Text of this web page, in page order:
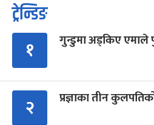
ट्रेन्डिङ
१ गुन्डुमा अड्किए एमाले
२ प्रज्ञाका तीन